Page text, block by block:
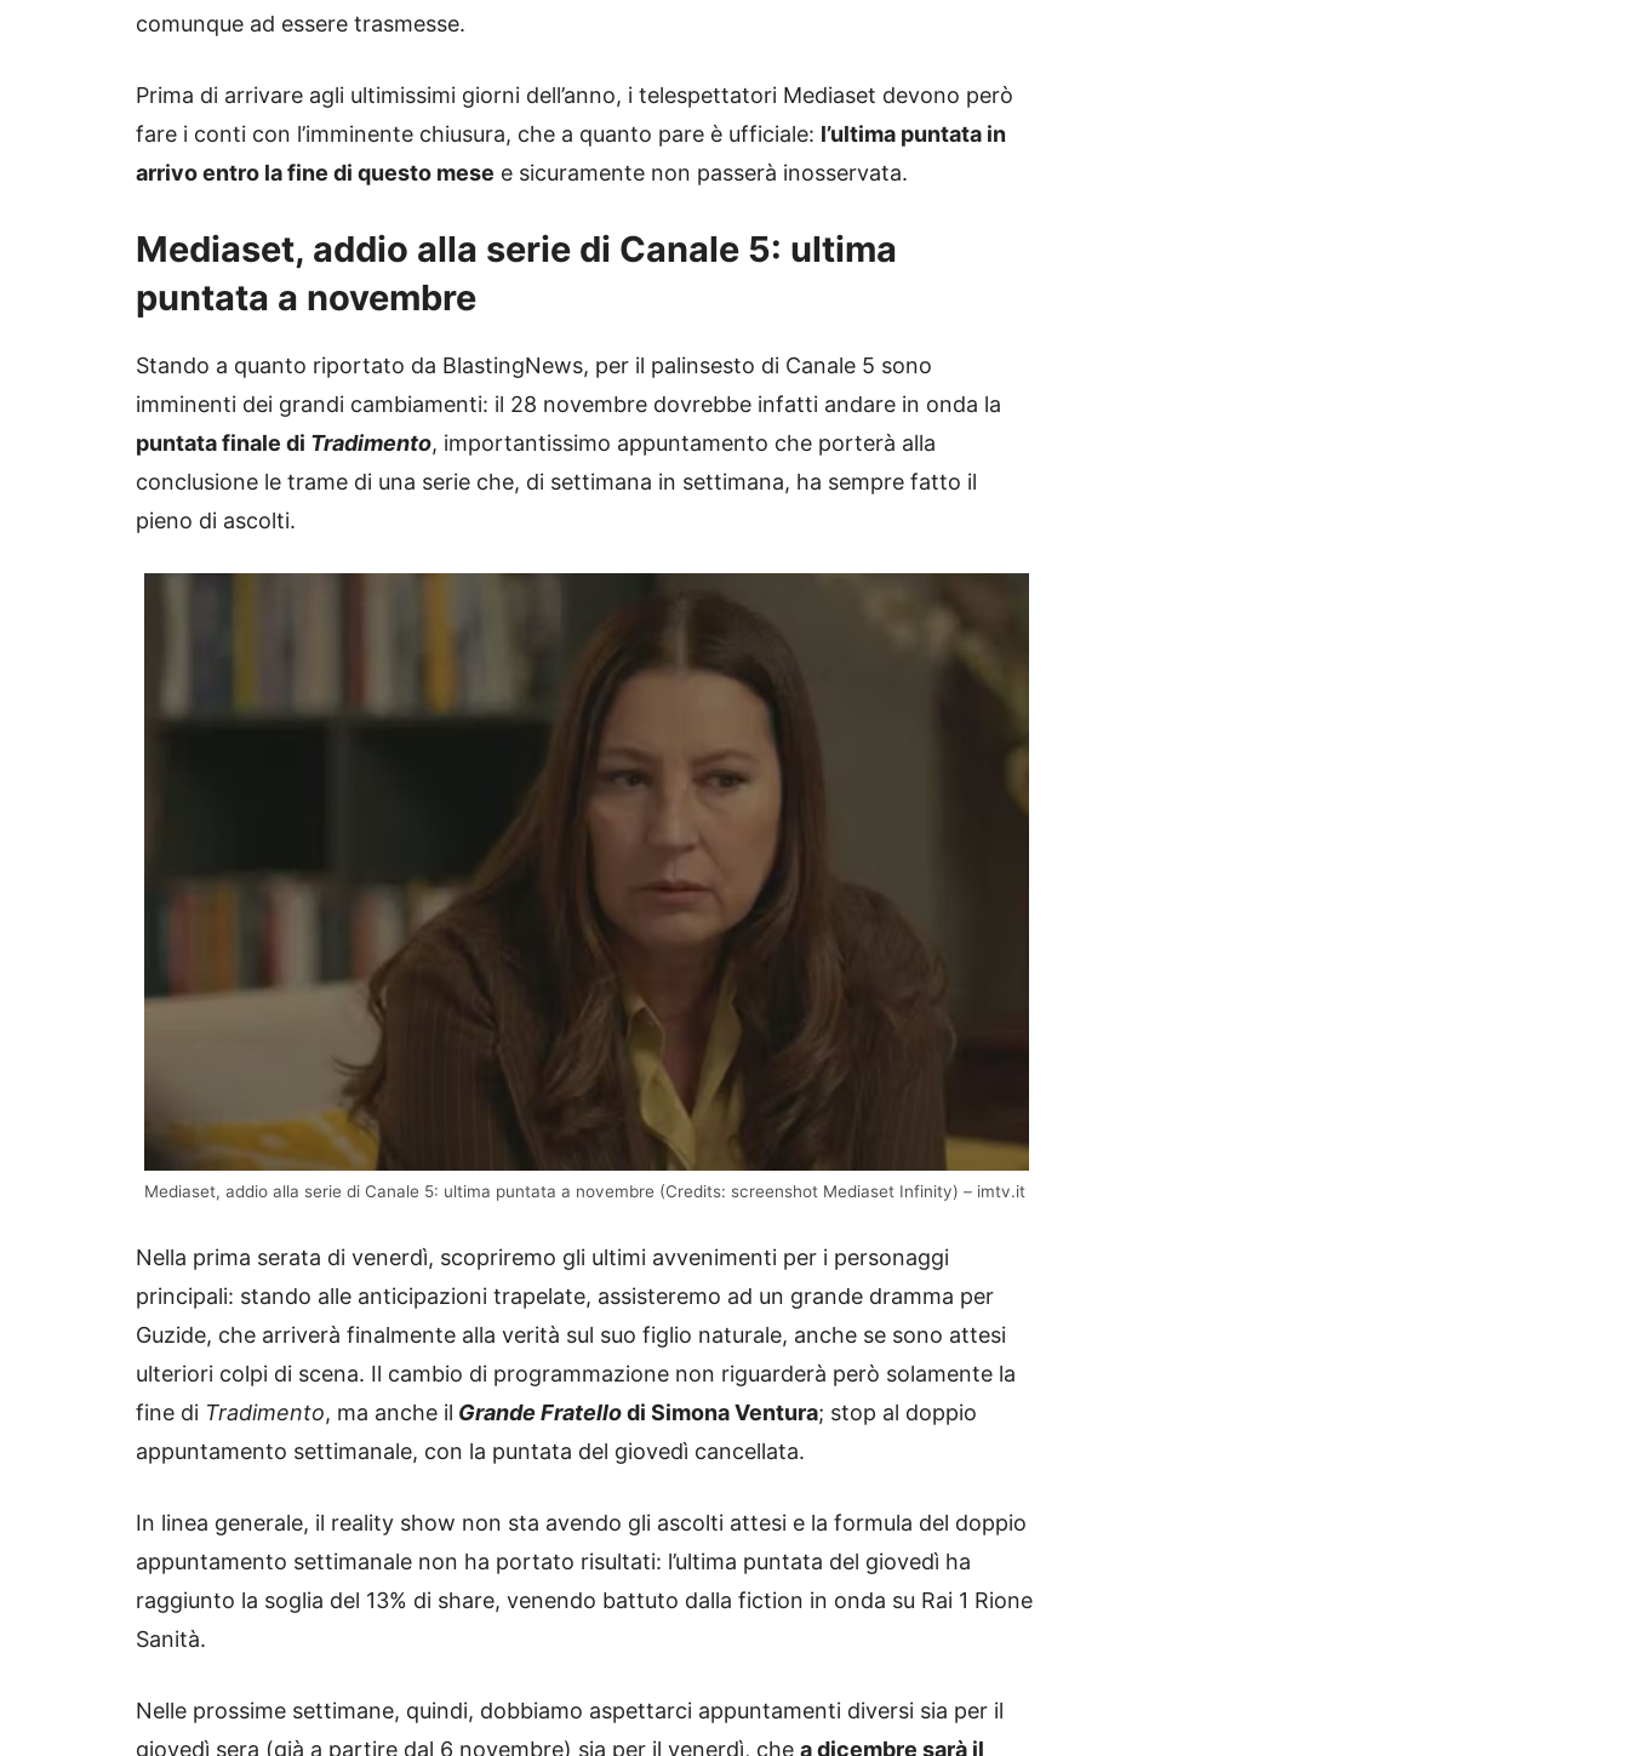
comunque ad essere trasmesse.
Prima di arrivare agli ultimissimi giorni dell’anno, i telespettatori Mediaset devono però
fare i conti con l’imminente chiusura, che a quanto pare è ufficiale: l’ultima puntata in
arrivo entro la fine di questo mese e sicuramente non passerà inosservata.
Mediaset, addio alla serie di Canale 5: ultima
puntata a novembre
Stando a quanto riportato da BlastingNews, per il palinsesto di Canale 5 sono
imminenti dei grandi cambiamenti: il 28 novembre dovrebbe infatti andare in onda la
puntata finale di Tradimento, importantissimo appuntamento che porterà alla
conclusione le trame di una serie che, di settimana in settimana, ha sempre fatto il
pieno di ascolti.
Mediaset, addio alla serie di Canale 5: ultima puntata a novembre (Credits: screenshot Mediaset Infinity) – imtv.it
Nella prima serata di venerdì, scopriremo gli ultimi avvenimenti per i personaggi
principali: stando alle anticipazioni trapelate, assisteremo ad un grande dramma per
Guzide, che arriverà finalmente alla verità sul suo figlio naturale, anche se sono attesi
ulteriori colpi di scena. Il cambio di programmazione non riguarderà però solamente la
fine di Tradimento, ma anche il Grande Fratellodi Simona Ventura; stop al doppio
appuntamento settimanale, con la puntata del giovedì cancellata.
In linea generale, il reality show non sta avendo gli ascolti attesi e la formula del doppio
appuntamento settimanale non ha portato risultati: l’ultima puntata del giovedì ha
raggiunto la soglia del 13% di share, venendo battuto dalla fiction in onda su Rai 1 Rione
Sanità.
Nelle prossime settimane, quindi, dobbiamo aspettarci appuntamenti diversi sia per il
giovedì sera (già a partire dal 6 novembre) sia per il venerdì, che a dicembre sarà il